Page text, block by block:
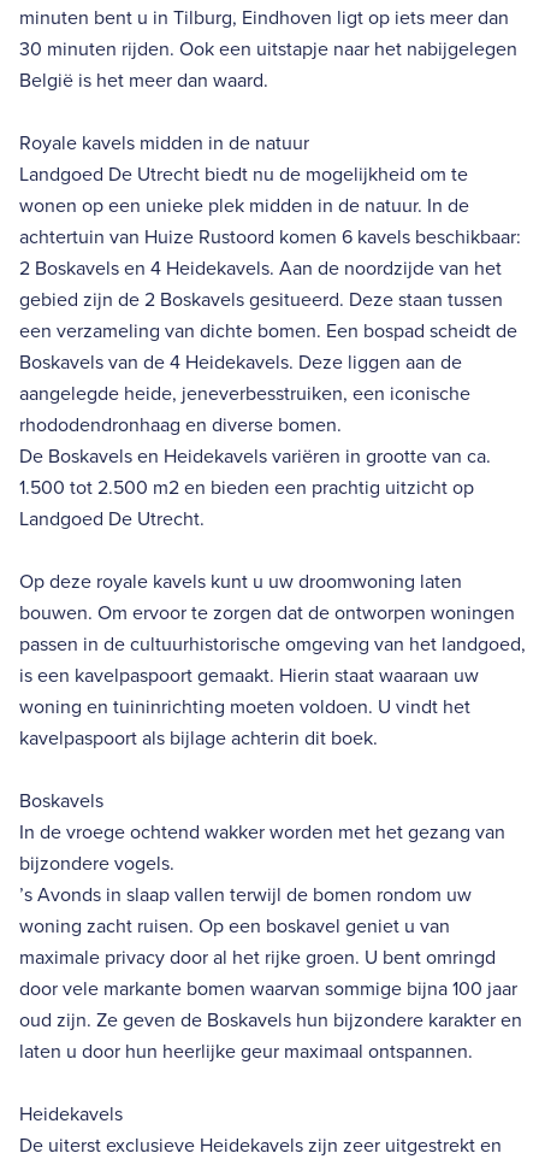
minuten bent u in Tilburg, Eindhoven ligt op iets meer dan
30 minuten rijden. Ook een uitstapje naar het nabijgelegen
België is het meer dan waard.
Royale kavels midden in de natuur
Landgoed De Utrecht biedt nu de mogelijkheid om te
wonen op een unieke plek midden in de natuur. In de
achtertuin van Huize Rustoord komen 6 kavels beschikbaar:
2 Boskavels en 4 Heidekavels. Aan de noordzijde van het
gebied zijn de 2 Boskavels gesitueerd. Deze staan tussen
een verzameling van dichte bomen. Een bospad scheidt de
Boskavels van de 4 Heidekavels. Deze liggen aan de
aangelegde heide, jeneverbesstruiken, een iconische
rhododendronhaag en diverse bomen.
De Boskavels en Heidekavels variëren in grootte van ca.
1.500 tot 2.500 m2 en bieden een prachtig uitzicht op
Landgoed De Utrecht.
Op deze royale kavels kunt u uw droomwoning laten
bouwen. Om ervoor te zorgen dat de ontworpen woningen
passen in de cultuurhistorische omgeving van het landgoed,
is een kavelpaspoort gemaakt. Hierin staat waaraan uw
woning en tuininrichting moeten voldoen. U vindt het
kavelpaspoort als bijlage achterin dit boek.
Boskavels
In de vroege ochtend wakker worden met het gezang van
bijzondere vogels.
’s Avonds in slaap vallen terwijl de bomen rondom uw
woning zacht ruisen. Op een boskavel geniet u van
maximale privacy door al het rijke groen. U bent omringd
door vele markante bomen waarvan sommige bijna 100 jaar
oud zijn. Ze geven de Boskavels hun bijzondere karakter en
laten u door hun heerlijke geur maximaal ontspannen.
Heidekavels
De uiterst exclusieve Heidekavels zijn zeer uitgestrekt en